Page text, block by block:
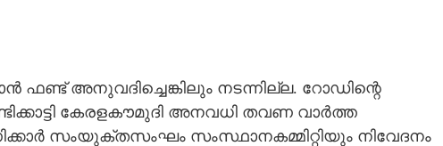
അനുവദിച്ചെങ്കിലും നടന്നില്ല. റോഡിന്റെ
കേരളകൗമുദി അനവധി തവണ വാർത്ത
സംയുക്തസംഘം സംസ്ഥാനകമ്മിറ്റിയും നിവേദനം